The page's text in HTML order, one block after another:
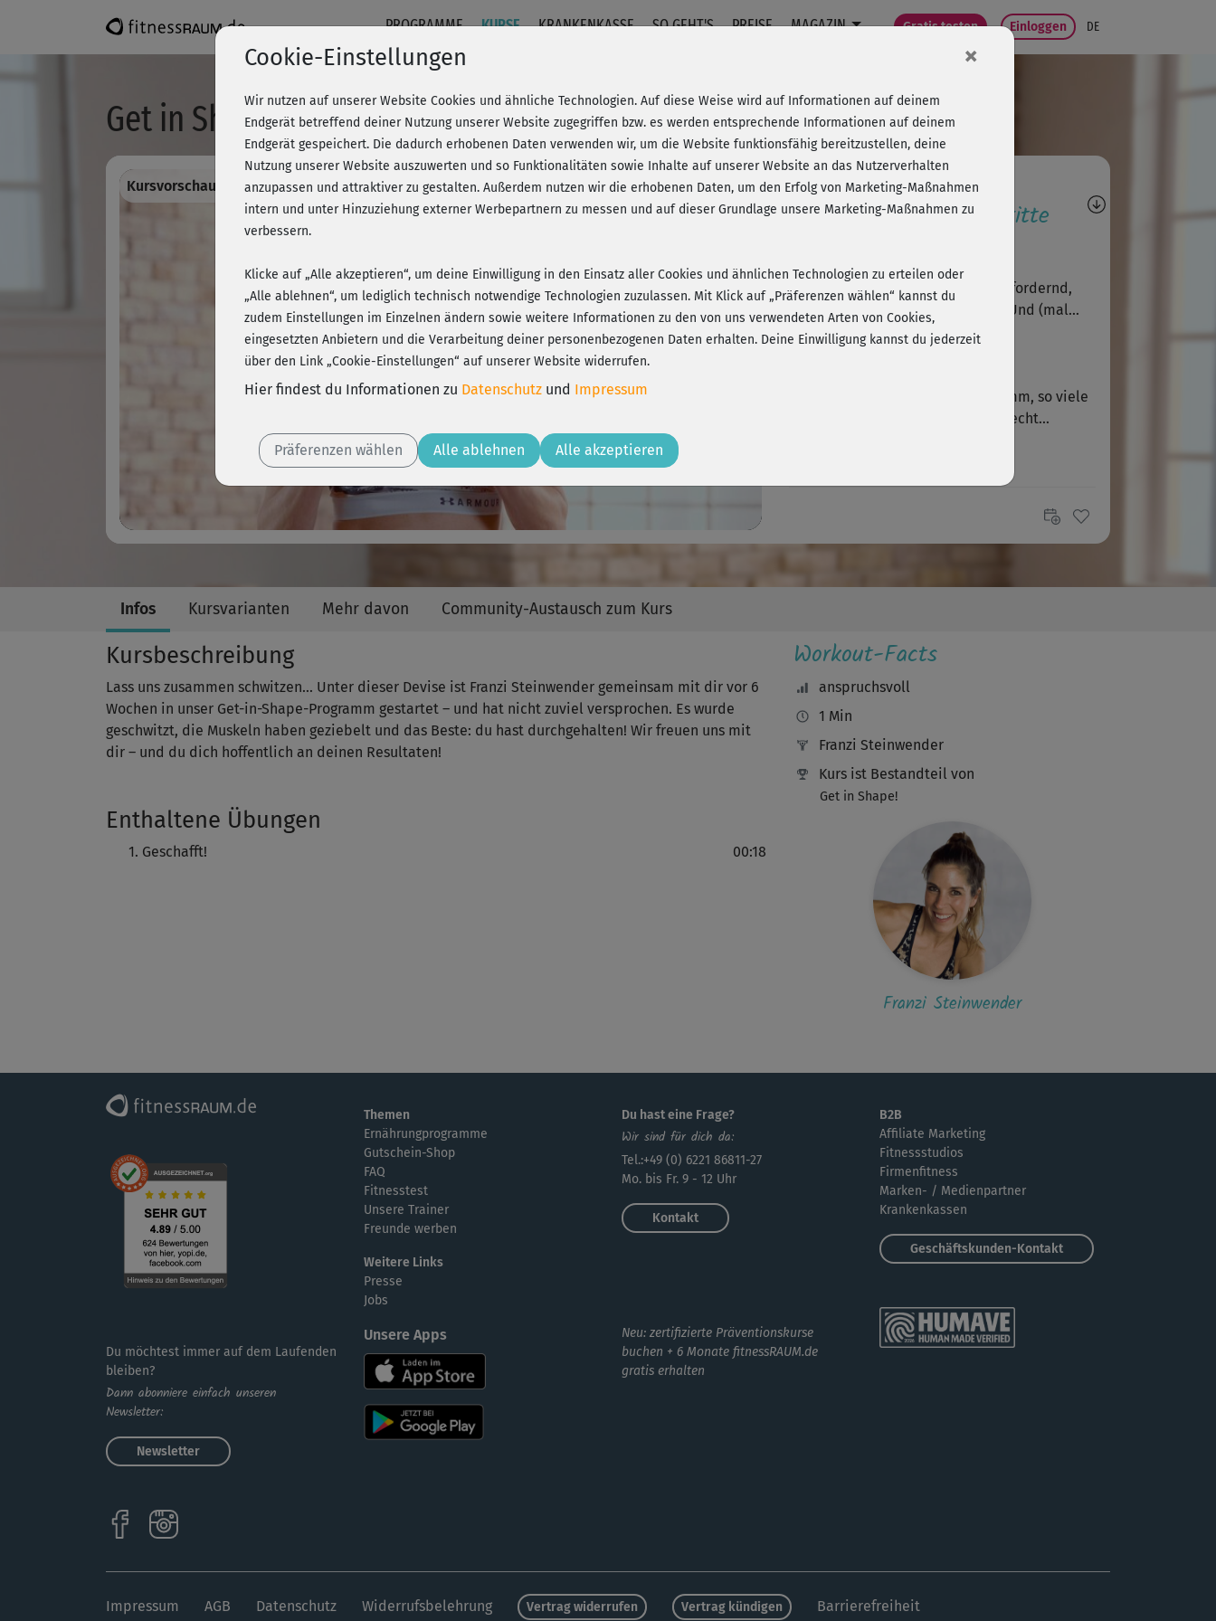
PROGRAMME KURSE KRANKENKASSE SO GEHT'S PREISE MAGAZIN Gratis testen Einloggen DE
Get in Shape - Geschafft!
Play
Video
Kursvorschau - Anmelden und alles trainieren! 20% Rabatt + Wunsch-Goodie Fragen, Antworten,
Bewertungen, Fortschritte
War ein Super-Kurs, anstrengend, fordernd,
teilweise die Grenzen auslotend. Und (mal...
das war wirklich ein tolles Programm, so viele
unterschiedliche Kurse, es wurde echt...
Mir hat dieser Kurs enorm viel Spaß gemacht, es
Infos Kursvarianten Mehr davon Community-Austausch zum Kurs
Kursbeschreibung
Lass uns zusammen schwitzen… Unter dieser Devise ist Franzi Steinwender gemeinsam mit dir vor 6
Wochen in unser Get-in-Shape-Programm gestartet – und hat nicht zuviel versprochen. Es wurde
geschwitzt, die Muskeln haben geziebelt und das Beste: du hast durchgehalten! Wir freuen uns mit
dir – und du dich hoffentlich an deinen Resultaten!
Enthaltene Übungen
Geschafft! 00:18
Workout-Facts
anspruchsvoll
1 Min
Franzi Steinwender
Kurs ist Bestandteil von
Get in Shape!
Franzi Steinwender
Du möchtest immer auf dem Laufenden
bleiben?
Dann abonniere einfach unseren
Newsletter:
Newsletter
Themen
Ernährungprogramme
Gutschein-Shop
FAQ
Fitnesstest
Unsere Trainer
Freunde werben
Weitere Links
Presse
Jobs
Unsere Apps
Du hast eine Frage?
Wir sind für dich da:
Tel.:+49 (0) 6221 86811-27
Mo. bis Fr. 9 - 12 Uhr
Kontakt
Neu: zertifizierte Präventionskurse
buchen + 6 Monate fitnessRAUM.de
gratis erhalten
B2B
Affiliate Marketing
Fitnessstudios
Firmenfitness
Marken- / Medienpartner
Krankenkassen
Geschäftskunden-Kontakt
Impressum AGB Datenschutz Widerrufsbelehrung Vertrag widerrufen Vertrag kündigen Barrierefreiheit
Cookie-Einstellungen ×
Wir nutzen auf unserer Website Cookies und ähnliche Technologien. Auf diese Weise wird auf Informationen auf deinem
Endgerät betreffend deiner Nutzung unserer Website zugegriffen bzw. es werden entsprechende Informationen auf deinem
Endgerät gespeichert. Die dadurch erhobenen Daten verwenden wir, um die Website funktionsfähig bereitzustellen, deine
Nutzung unserer Website auszuwerten und so Funktionalitäten sowie Inhalte auf unserer Website an das Nutzerverhalten
anzupassen und attraktiver zu gestalten. Außerdem nutzen wir die erhobenen Daten, um den Erfolg von Marketing-Maßnahmen
intern und unter Hinzuziehung externer Werbepartnern zu messen und auf dieser Grundlage unsere Marketing-Maßnahmen zu
verbessern.
Klicke auf „Alle akzeptieren“, um deine Einwilligung in den Einsatz aller Cookies und ähnlichen Technologien zu erteilen oder
„Alle ablehnen“, um lediglich technisch notwendige Technologien zuzulassen. Mit Klick auf „Präferenzen wählen“ kannst du
zudem Einstellungen im Einzelnen ändern sowie weitere Informationen zu den von uns verwendeten Arten von Cookies,
eingesetzten Anbietern und die Verarbeitung deiner personenbezogenen Daten erhalten. Deine Einwilligung kannst du jederzeit
über den Link „Cookie-Einstellungen“ auf unserer Website widerrufen.
Hier findest du Informationen zu Datenschutz und Impressum
Präferenzen wählen Alle ablehnen Alle akzeptieren